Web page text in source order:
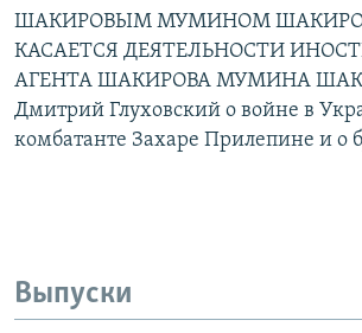
ШАКИРОВЫМ МУМИНОМ
КАСАЕТСЯ ДЕЯТЕЛЬНОСТИ
АГЕНТА ШАКИРОВА МУМИНА
Дмитрий Глуховский о войне в
комбатанте Захаре Прилепине и о
Выпуски